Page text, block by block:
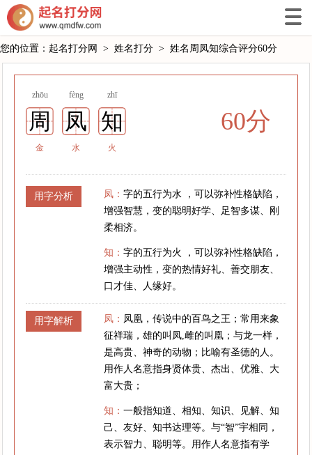
您的位置： 起名打分网 > 姓名打分 > 姓名周凤知综合评分60分
zhōu fèng zhī
周 凤 知
金 水 火
60分
用字分析 凤：字的五行为水 ，可以弥补性格缺陷，
增强智慧，变的聪明好学、足智多谋、刚
柔相济。
知：字的五行为火 ，可以弥补性格缺陷，
增强主动性，变的热情好礼、善交朋友、
口才佳、人缘好。
用字解析 凤： 凤凰，传说中的百鸟之王；常用来象
征祥瑞，雄的叫凤,雌的叫凰；与龙一样，
是高贵、神奇的动物；比喻有圣德的人。
用作人名意指身贤体贵、杰出、优雅、大
富大贵；
知：一般指知道、相知、知识、见解、知
己、友好、知书达理等。与“智”宇相同，
表示智力、聪明等。用作人名意指有学